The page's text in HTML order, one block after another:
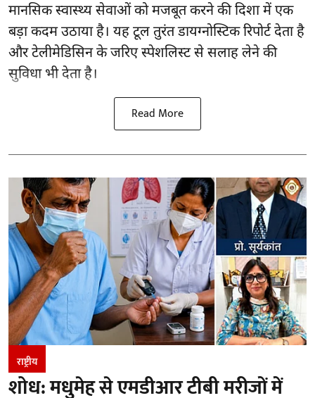
मानसिक स्वास्थ्य सेवाओं को मजबूत करने की दिशा में एक
बड़ा कदम उठाया है। यह टूल तुरंत डायग्नोस्टिक रिपोर्ट देता है
और टेलीमेडिसिन के जरिए स्पेशलिस्ट से सलाह लेने की
सुविधा भी देता है।
Read More
राष्ट्रीय
शोध: मधुमेह से एमडीआर टीबी मरीजों में